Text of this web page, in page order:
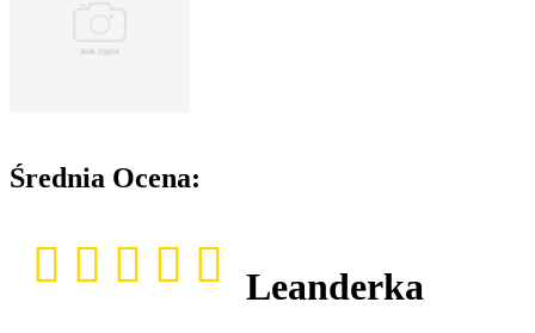
Średnia Ocena:
Leanderka